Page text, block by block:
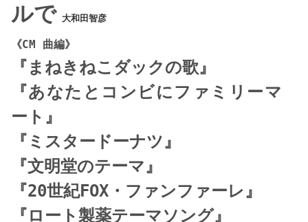
ルで 大和田智彦
《CM 曲編》
『まねきねこダックの歌』
『あなたとコンビにファミリーマ
ート』
『ミスタードーナツ』
『文明堂のテーマ』
『20世紀FOX・ファンファーレ』
『ロート製薬テーマソング』